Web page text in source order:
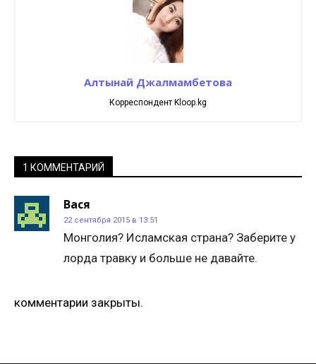
Алтынай Джалмамбетова
Корреспондент Kloop.kg
1 КОММЕНТАРИЙ
Вася
22 сентября 2015 в 13:51
Монголия? Исламская страна? Заберите у
лорда травку и больше не давайте.
комментарии закрыты.